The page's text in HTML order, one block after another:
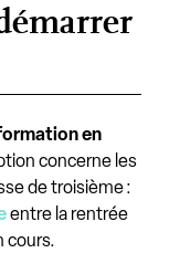
en
concerne les
de troisième :
entre la rentrée
cours.